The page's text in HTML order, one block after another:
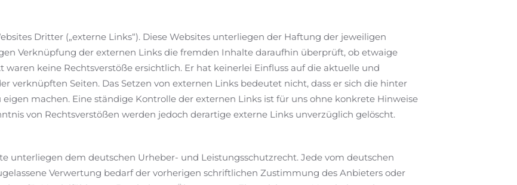
Dritter („externe Links“). Diese Websites unterliegen der Haftung der jeweiligen
Verknüpfung der externen Links die fremden Inhalte daraufhin überprüft, ob etwaige
keine Rechtsverstöße ersichtlich. Er hat keinerlei Einfluss auf die aktuelle und
verknüpften Seiten. Das Setzen von externen Links bedeutet nicht, dass er sich die hinter
machen. Eine ständige Kontrolle der externen Links ist für uns ohne konkrete Hinweise
von Rechtsverstößen werden jedoch derartige externe Links unverzüglich gelöscht.
unterliegen dem deutschen Urheber- und Leistungsschutzrecht. Jede vom deutschen
Verwertung bedarf der vorherigen schriftlichen Zustimmung des Anbieters oder